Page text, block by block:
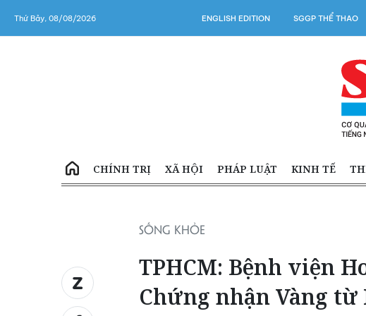
Thứ Bảy, 08/08/2026 ENGLISH EDITION SGGP THỂ THAO
CHÍNH TRỊ XÃ HỘI PHÁP LUẬT KINH TẾ
SỐNG KHỎE
TPHCM: Bệnh viện
Chứng nhận Vàng